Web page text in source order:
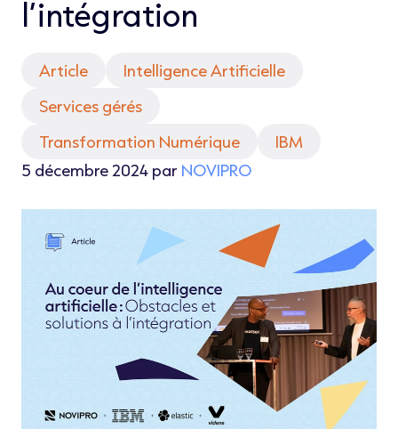
l’intégration
Article
Intelligence Artificielle
Services gérés
Transformation Numérique
IBM
5 décembre 2024 par NOVIPRO